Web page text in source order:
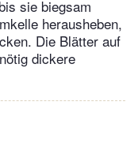
sie biegsam
herausheben,
Die Blätter auf
dickere